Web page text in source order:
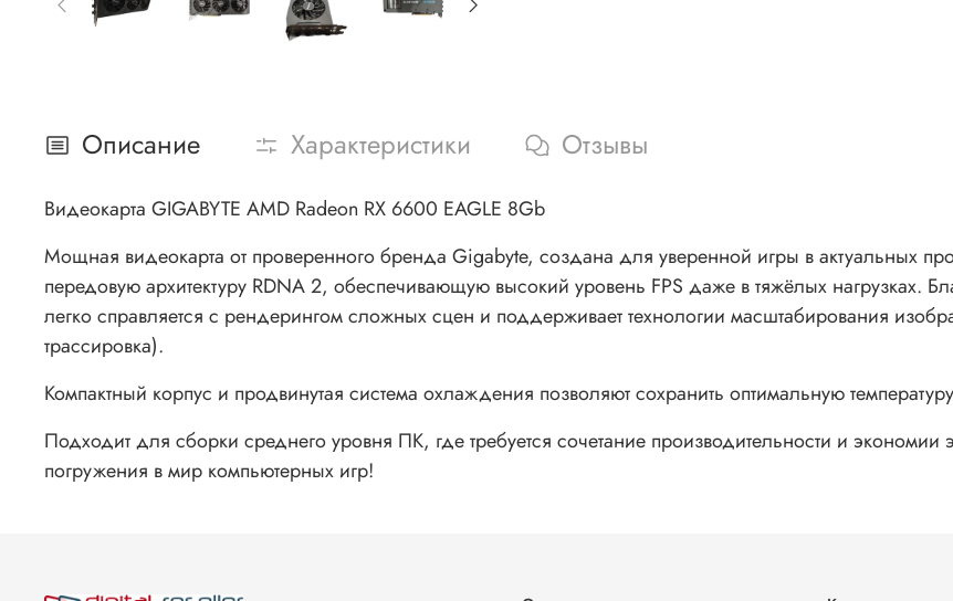
Описание Характеристики Отзывы
Видеокарта GIGABYTE AMD Radeon RX 6600 EAGLE 8Gb
Мощная видеокарта от проверенного бренда Gigabyte, создана для уверенной игры в актуальных
передовую архитектуру RDNA 2, обеспечивающую высокий уровень FPS даже в тяжёлых нагрузках.
легко справляется с рендерингом сложных сцен и поддерживает технологии масштабирования
трассировка).
Компактный корпус и продвинутая система охлаждения позволяют сохранить оптимальную
Подходит для сборки среднего уровня ПК, где требуется сочетание производительности и
погружения в мир компьютерных игр!